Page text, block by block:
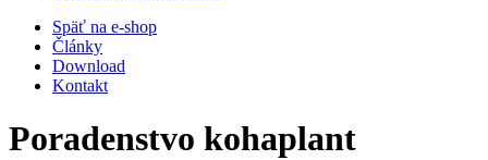
Späť na e-shop
Články
Download
Kontakt
Poradenstvo kohaplant